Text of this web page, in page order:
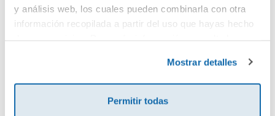
y análisis web, los cuales pueden combinarla con otra
información recopilada a partir del uso que hayas hecho
Mostrar detalles
Permitir todas
Debes iniciar sesión para poder valorarlo